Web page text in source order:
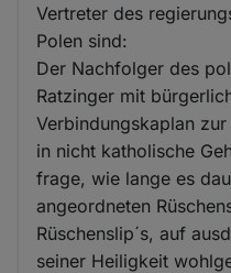
Vertreter des
Polen sind:
Der Nachfolger des
Ratzinger mit
Verbindungskaplan
in nicht katholische
frage, wie lange es
angeordneten
Rüschenslip´s, auf
seiner Heiligkeit